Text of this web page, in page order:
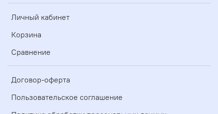
Личный кабинет
Корзина
Сравнение
Договор-оферта
Пользовательское соглашение